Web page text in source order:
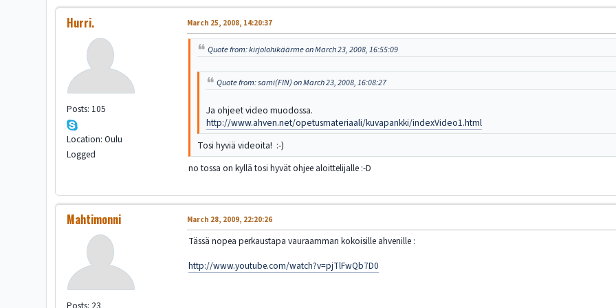
Hurri.
Posts: 105
Location: Oulu
Logged
March 25, 2008, 14:20:37
Quote from: kirjolohikäärme on March 23, 2008, 16:55:09
Quote from: sami(FIN) on March 23, 2008, 16:08:27
Ja ohjeet video muodossa.
http://www.ahven.net/opetusmateriaali/kuvapankki/indexVideo1.html
Tosi hyviä videoita! :-)
no tossa on kyllä tosi hyvät ohjee aloittelijalle :-D
Mahtimonni March 28, 2009, 22:20:26
Tässä nopea perkaustapa vauraamman kokoisille ahvenille :
http://www.youtube.com/watch?v=pjTlFwQb7D0